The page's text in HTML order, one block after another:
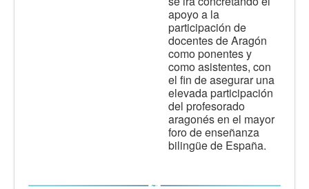
apoyo a la
participación de
docentes de Aragón
como ponentes y
como asistentes, con
el fin de asegurar una
elevada participación
del profesorado
aragonés en el mayor
foro de enseñanza
bilingüe de España.